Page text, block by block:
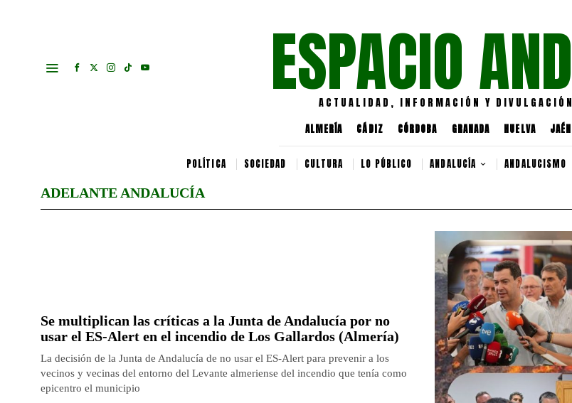
ESPACIO
ACTUALIDAD, INFORMACIÓN Y
ALMERÍA CÁDIZ CÓRDOBA GRANADA HUELVA JAÉN
POLÍTICA SOCIEDAD CULTURA LO PÚBLICO ANDALUCÍA ANDALUCISMO
ADELANTE ANDALUCÍA
Se multiplican las críticas a la Junta de Andalucía por no
usar el ES-Alert en el incendio de Los Gallardos (Almería)
La decisión de la Junta de Andalucía de no usar el ES-Alert para prevenir a los
vecinos y vecinas del entorno del Levante almeriense del incendio que tenía como
epicentro el municipio